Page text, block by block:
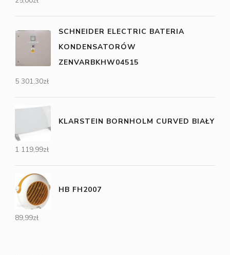
SCHNEIDER ELECTRIC BATERIA
KONDENSATORÓW
ZENVARBKHW04515
5 301,30zł
KLARSTEIN BORNHOLM CURVED BIAŁY
1 119,99zł
HB FH2007
89,99zł